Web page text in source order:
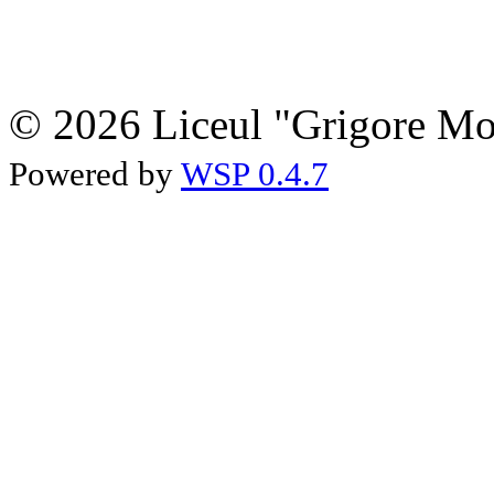
© 2026 Liceul "Grigore
Powered by WSP 0.4.7